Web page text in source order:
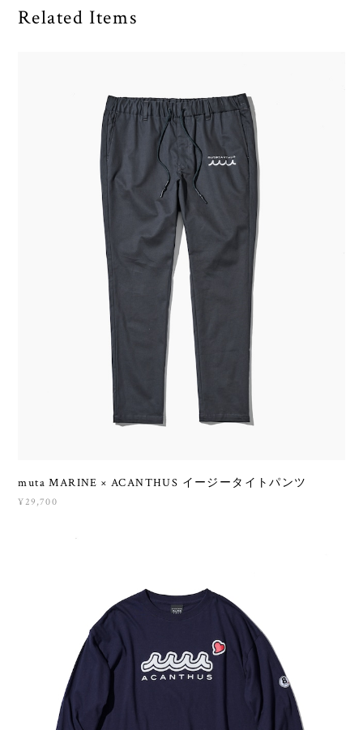
Related Items
muta MARINE × ACANTHUS イージータイトパンツ
¥29,700